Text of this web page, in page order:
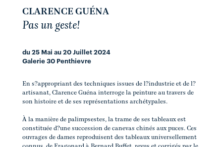
CLARENCE GUÉNA
Pas un geste!
du 25 Mai au 20 Juillet 2024
Galerie 30 Penthievre
En s?appropriant des techniques issues de l?industrie et de l?
artisanat, Clarence Guéna interroge la peinture au travers de
son histoire et de ses représentations archétypales.
À la manière de palimpsestes, la trame de ses tableaux est
constituée d?une succession de canevas chinés aux puces. Ces
ouvrages de dames reproduisent des tableaux universellement